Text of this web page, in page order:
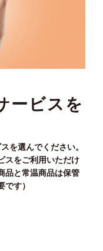
ービスを
を選んでください。
スをご利用いただけ
品と常温商品は保管
す）